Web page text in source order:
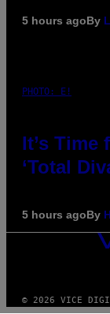
5 hours agoBy
PHOTO: E!
It’s Time
‘Total
5 hours agoBy
© 2026 VICE